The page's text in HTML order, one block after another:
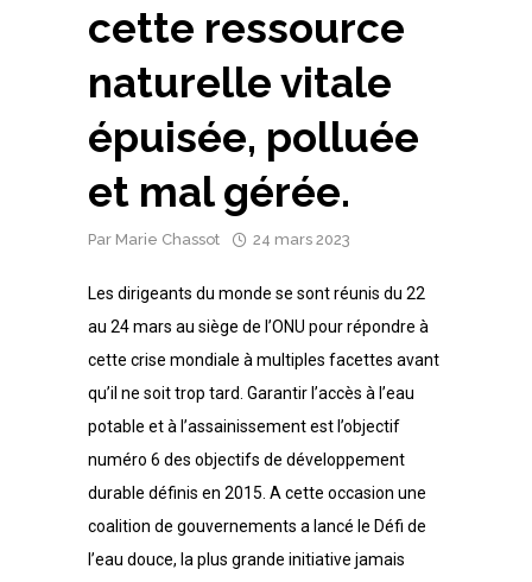
cette ressource
naturelle vitale
épuisée, polluée
et mal gérée.
Par Marie Chassot 24 mars 2023
Les dirigeants du monde se sont réunis du 22
au 24 mars au siège de l’ONU pour répondre à
cette crise mondiale à multiples facettes avant
qu’il ne soit trop tard. Garantir l’accès à l’eau
potable et à l’assainissement est l’objectif
numéro 6 des objectifs de développement
durable définis en 2015. A cette occasion une
coalition de gouvernements a lancé le Défi de
l’eau douce, la plus grande initiative jamais